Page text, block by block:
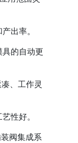
出率。
的自动更
、工作灵
性好。
阀集成系